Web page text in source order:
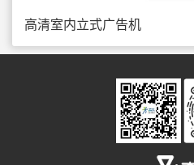
高清室内立式广告机